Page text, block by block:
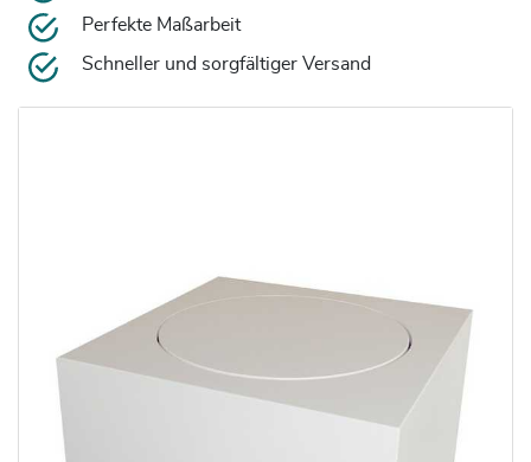
Perfekte Maßarbeit
Schneller und sorgfältiger Versand